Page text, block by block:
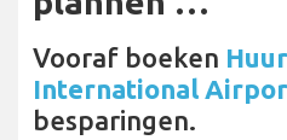
Vooraf boeken
International
besparingen.